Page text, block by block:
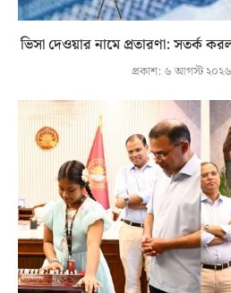
ভিসা দেওয়ার নামে প্রতারণা: সতর্ক
প্রকাশ: ৬ আগস্ট